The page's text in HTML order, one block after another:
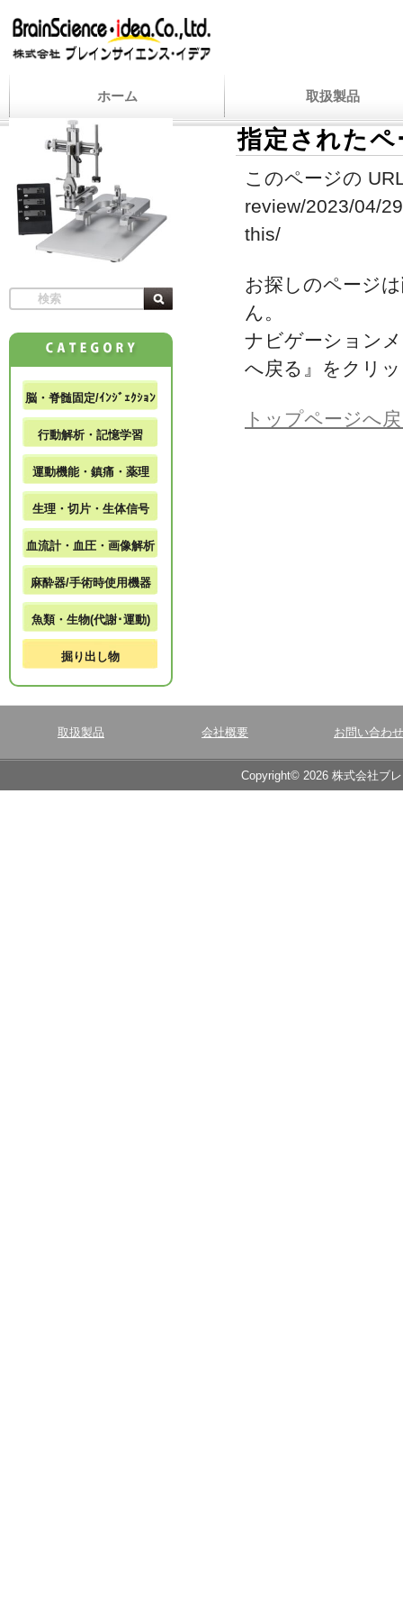
ホーム 取扱製品
指定された
このページの
review/2023/04/
this/
お探しのページ
ん。
ナビゲーション
へ戻る』をクリ
トップページへ
脳・脊髄固定/ｲﾝｼﾞｪｸｼｮﾝ
行動解析・記憶学習
運動機能・鎮痛・薬理
生理・切片・生体信号
血流計・血圧・画像解析
麻酔器/手術時使用機器
魚類・生物(代謝･運動)
掘り出し物
取扱製品 会社概要 お問い合わせ
Copyright© 2026 株式会社ブ